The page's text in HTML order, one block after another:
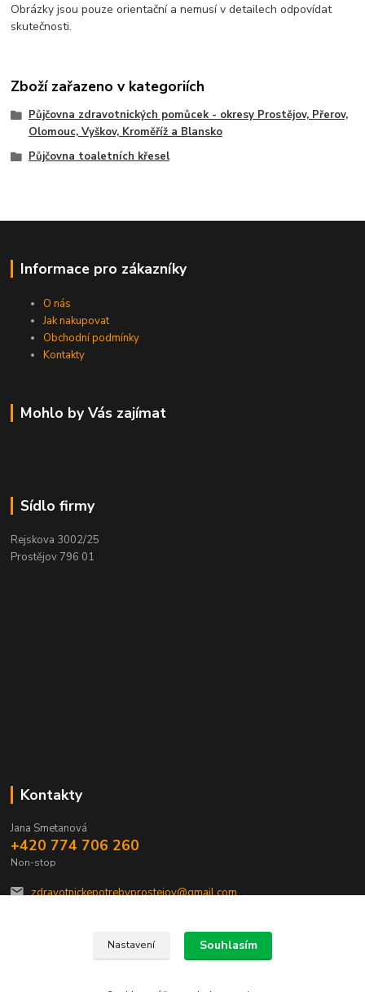
Obrázky jsou pouze orientační a nemusí v detailech odpovídat
skutečnosti.
Zboží zařazeno v kategoriích
Půjčovna zdravotnických pomůcek - okresy Prostějov, Přerov,
Olomouc, Vyškov, Kroměříž a Blansko
Půjčovna toaletních křesel
Informace pro zákazníky
O nás
Jak nakupovat
Obchodní podmínky
Kontakty
Mohlo by Vás zajímat
Sídlo firmy
Rejskova 3002/25
Prostějov 796 01
Kontakty
Jana Smetanová
+420 774 706 260
Non-stop
zdravotnickepotrebyprostejov@gmail.com
Nastavení Souhlasím